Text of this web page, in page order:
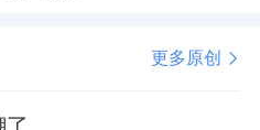
许也给了中建智地新
更多原创